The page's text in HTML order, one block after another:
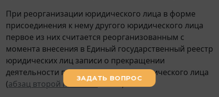
При реорганизации юридического лица в форме
присоединения к нему другого юридического лица
первое из них считается реорганизованным с
момента внесения в Единый государственный реестр
юридических лиц записи о прекращении
деятельности присоединенного юридического лица
(абзац второй п. 4 ст. 57ГК РФ).